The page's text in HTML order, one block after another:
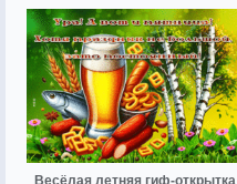
Весёлая летняя гиф-открытка